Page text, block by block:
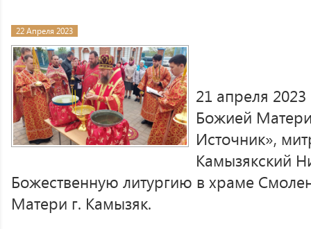
22 Апреля 2023
21 апреля
Божией
Источник»,
Камызякский
Божественную литургию в храме
Матери г. Камызяк.